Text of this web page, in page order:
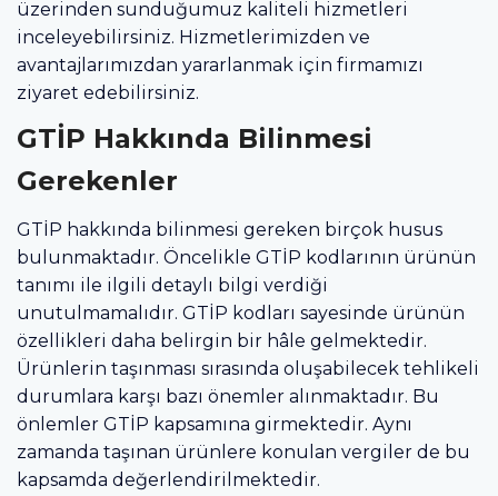
üzerinden sunduğumuz kaliteli hizmetleri
inceleyebilirsiniz. Hizmetlerimizden ve
avantajlarımızdan yararlanmak için firmamızı
ziyaret edebilirsiniz.
GTİP Hakkında Bilinmesi
Gerekenler
GTİP hakkında bilinmesi gereken birçok husus
bulunmaktadır. Öncelikle GTİP kodlarının ürünün
tanımı ile ilgili detaylı bilgi verdiği
unutulmamalıdır. GTİP kodları sayesinde ürünün
özellikleri daha belirgin bir hâle gelmektedir.
Ürünlerin taşınması sırasında oluşabilecek tehlikeli
durumlara karşı bazı önemler alınmaktadır. Bu
önlemler GTİP kapsamına girmektedir. Aynı
zamanda taşınan ürünlere konulan vergiler de bu
kapsamda değerlendirilmektedir.